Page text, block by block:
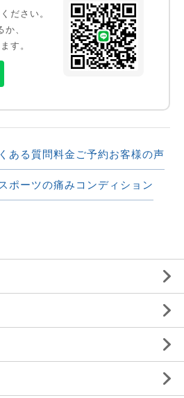
ださい。
、
す。
ある質問料金 ご予約お客様の声
スポーツの痛み コンディション